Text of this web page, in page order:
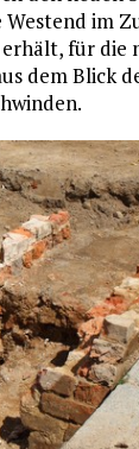
im
für die
dem Blick